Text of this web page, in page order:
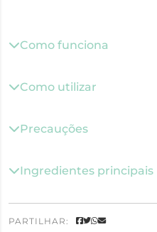
Como funciona
Como utilizar
Precauções
Ingredientes principais
PARTILHAR: